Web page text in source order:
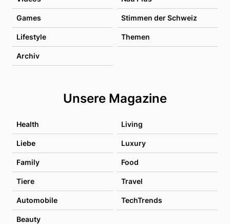
Games Stimmen der Schweiz
Lifestyle Themen
Archiv
Unsere Magazine
Health Living
Liebe Luxury
Family Food
Tiere Travel
Automobile TechTrends
Beauty